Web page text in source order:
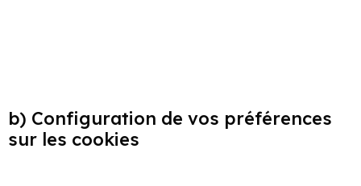
b) Configuration de vos préférences
sur les cookies